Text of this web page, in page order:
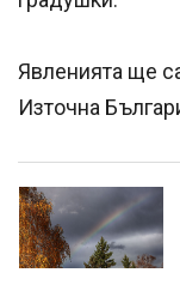
Явленията ще
Източна